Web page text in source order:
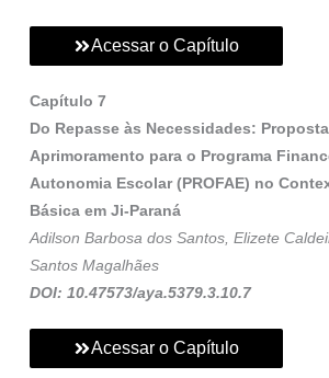
Acessar o Capítulo
Capítulo 7
Do Repasse às Necessidades:
Aprimoramento para o Programa
Autonomia Escolar (PROFAE) no
Básica em Ji-Paraná
Adilson Barbosa dos Santos, Elizete
Santos Magalhães
DOI: 10.47573/aya.5379.3.10.7
Acessar o Capítulo